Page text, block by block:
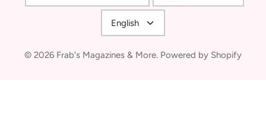
Language
English
© 2026 Frab's Magazines & More. Powered by Shopify